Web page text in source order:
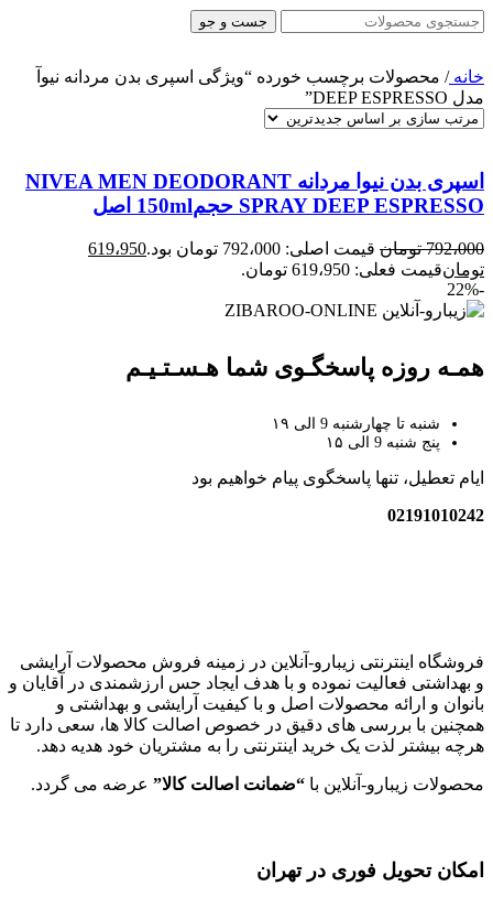
جست و جو
خانه/ محصولات برچسب خورده “ویژگی اسپری بدن مردانه نیوآ
مدل DEEP ESPRESSO”
اسپری بدن نیوا مردانه NIVEA MEN DEODORANT
SPRAY DEEP ESPRESSO حجم150ml اصل
792،000 تومان قیمت اصلی: 792،000 تومان بود.
619،950
تومانقیمت فعلی: 619،950 تومان.
-22%
همـه روزه پاسخگـوی شما هـسـتـیـم
شنبه تا چهارشنبه 9 الی ۱۹
پنج شنبه 9 الی ۱۵
ایام تعطیل، تنها پاسخگوی پیام خواهیم بود
02191010242
فروشگاه اینترنتی زیبارو-آنلاین در زمینه فروش محصولات آرایشی
و بهداشتی فعالیت نموده و با هدف ایجاد حس ارزشمندی در آقایان و
بانوان و ارائه محصولات اصل و با کیفیت آرایشی و بهداشتی و
همچنین با بررسی های دقیق در خصوص اصالت کالا ها، سعی دارد تا
هرچه بیشتر لذت یک خرید اینترنتی را به مشتریان خود هدیه دهد.
محصولات زیبارو-آنلاین با “ضمانت اصالت کالا” عرضه می گردد.
امکان تحویل فوری در تهران